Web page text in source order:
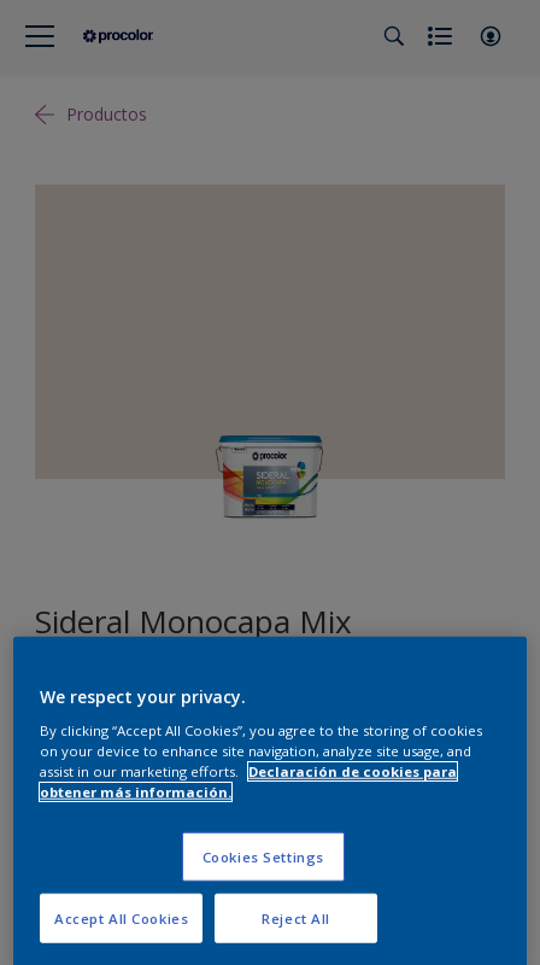
Productos
Sideral Monocapa Mix
D5.03.82
Cambiar de color
Tamaño
4 L
Cantidad Calculadora de pintura
Calcular
We respect your privacy.
By clicking “Accept All Cookies”, you agree to the storing of cookies
on your device to enhance site navigation, analyze site usage, and
assist in our marketing efforts.
Declaración de cookies para
obtener más información.
Cookies Settings
Reject All
Accept All Cookies